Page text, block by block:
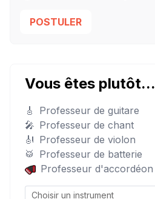
POSTULER
Vous êtes plutôt...
🎸
Professeur de guitare
🎤 Professeur de chant
🎻 Professeur de violon
🥁 Professeur de batterie
Professeur d'accordéon